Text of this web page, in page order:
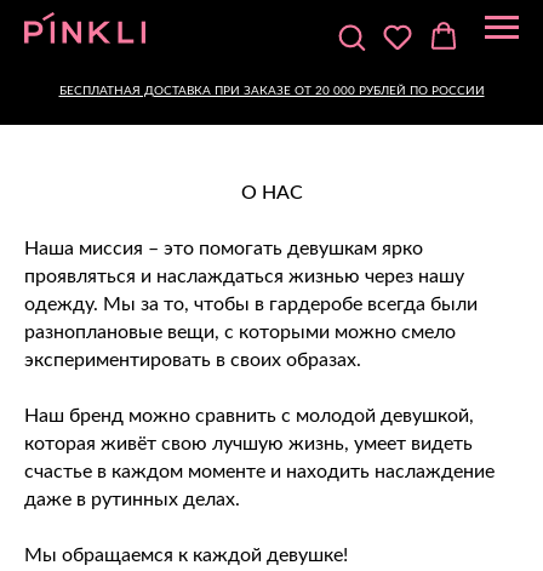
БЕСПЛАТНАЯ ДОСТАВКА ПРИ ЗАКАЗЕ ОТ 20 000 РУБЛЕЙ ПО РОССИИ
О НАС
Наша миссия – это помогать девушкам ярко
проявляться и наслаждаться жизнью через нашу
одежду. Мы за то, чтобы в гардеробе всегда были
разноплановые вещи, с которыми можно смело
экспериментировать в своих образах.
Наш бренд можно сравнить с молодой девушкой,
которая живёт свою лучшую жизнь, умеет видеть
счастье в каждом моменте и находить наслаждение
даже в рутинных делах.
Мы обращаемся к каждой девушке!